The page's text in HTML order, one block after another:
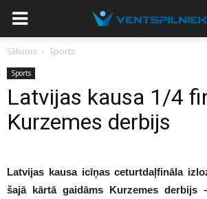
Sākums Sports
Sports
Latvijas kausa 1/4
Kurzemes derbijs
Latvijas kausa icīņas ceturtdaļfināla
šajā kārtā gaidāms Kurzemes derbijs